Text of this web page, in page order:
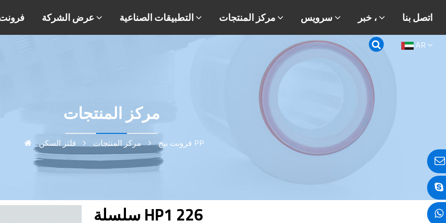
عرض الشركة التطبيقات الصناعية مركز المنتجات سرویس خبر ، اتصل بنا
AR
مركز المنتجات
فرونت بيج مركز المنتجات فلتر السكن PP
سلسلة HP1 226